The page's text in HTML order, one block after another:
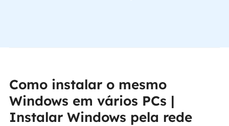
Como instalar o mesmo
Windows em vários PCs |
Instalar Windows pela rede